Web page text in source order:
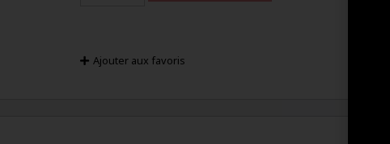
Ajouter aux favoris